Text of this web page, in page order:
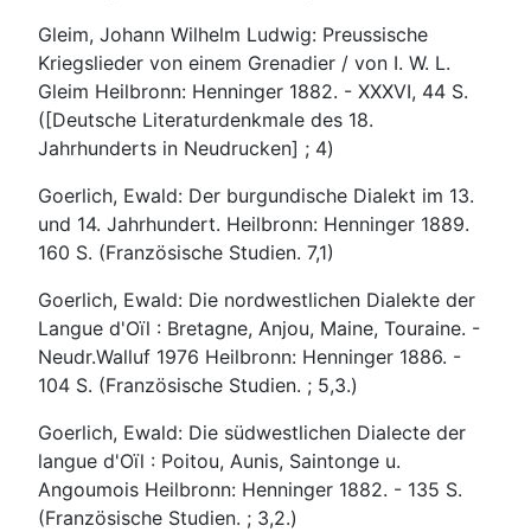
Gleim, Johann Wilhelm Ludwig: Preussische
Kriegslieder von einem Grenadier / von I. W. L.
Gleim Heilbronn: Henninger 1882. - XXXVI, 44 S.
([Deutsche Literaturdenkmale des 18.
Jahrhunderts in Neudrucken] ; 4)
Goerlich, Ewald: Der burgundische Dialekt im 13.
und 14. Jahrhundert. Heilbronn: Henninger 1889.
160 S. (Französische Studien. 7,1)
Goerlich, Ewald: Die nordwestlichen Dialekte der
Langue d'Oïl : Bretagne, Anjou, Maine, Touraine. -
Neudr.Walluf 1976 Heilbronn: Henninger 1886. -
104 S. (Französische Studien. ; 5,3.)
Goerlich, Ewald: Die südwestlichen Dialecte der
langue d'Oïl : Poitou, Aunis, Saintonge u.
Angoumois Heilbronn: Henninger 1882. - 135 S.
(Französische Studien. ; 3,2.)